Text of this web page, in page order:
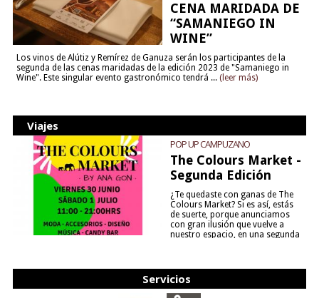
CENA MARIDADA DE
“SAMANIEGO IN
WINE”
Los vinos de Alútiz y Remírez de Ganuza serán los participantes de la
segunda de las cenas maridadas de la edición 2023 de "Samaniego in
Wine". Este singular evento gastronómico tendrá ... (leer más)
Viajes
POP UP CAMPUZANO
The Colours Market -
Segunda Edición
¿Te quedaste con ganas de The
Colours Market? Si es así, estás
de suerte, porque anunciamos
con gran ilusión que vuelve a
nuestro espacio, en una segunda
Servicios